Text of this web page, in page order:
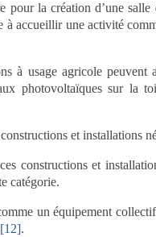
pour la création d’une
à accueillir une activité
à usage agricole
photovoltaïques sur la
et installations
constructions et
catégorie.
un équipement
[12].